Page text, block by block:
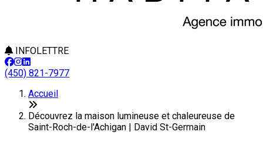
INFOLETTRE
(450) 821-7977
Accueil
Découvrez la maison lumineuse et chaleureuse de
Saint-Roch-de-l'Achigan | David St-Germain